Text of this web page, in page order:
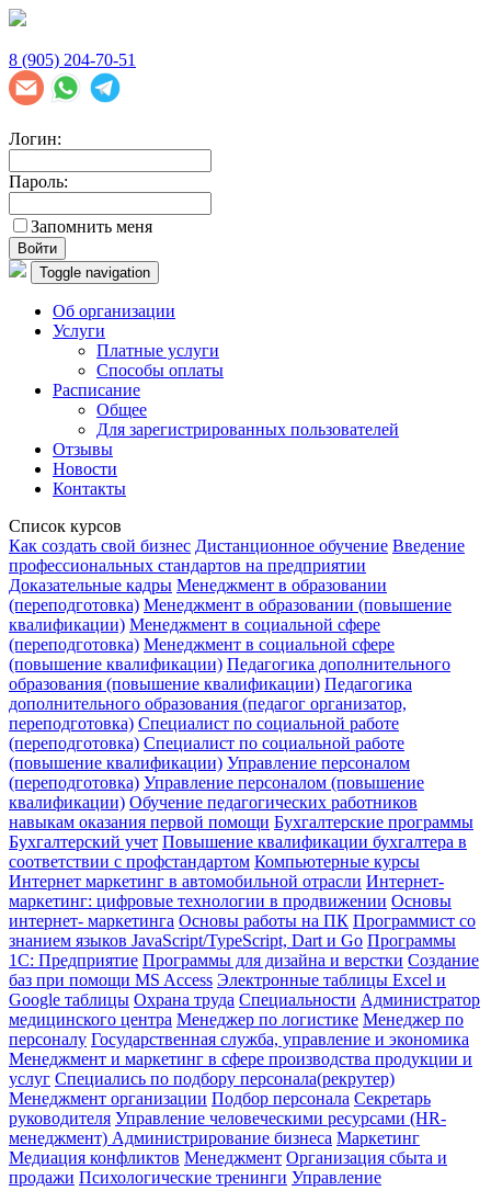
8 (905) 204-70-51
Логин:
Пароль:
Запомнить меня
Войти
Toggle navigation
Об организации
Услуги
Платные услуги
Способы оплаты
Расписание
Общее
Для зарегистрированных пользователей
Отзывы
Новости
Контакты
Список курсов
Как создать свой бизнес Дистанционное обучение Введение
профессиональных стандартов на предприятии
Доказательные кадры Менеджмент в образовании
(переподготовка) Менеджмент в образовании (повышение
квалификации) Менеджмент в социальной сфере
(переподготовка) Менеджмент в социальной сфере
(повышение квалификации) Педагогика дополнительного
образования (повышение квалификации) Педагогика
дополнительного образования (педагог организатор,
переподготовка) Специалист по социальной работе
(переподготовка) Специалист по социальной работе
(повышение квалификации) Управление персоналом
(переподготовка) Управление персоналом (повышение
квалификации) Обучение педагогических работников
навыкам оказания первой помощи Бухгалтерские программы
Бухгалтерский учет Повышение квалификации бухгалтера в
соответствии с профстандартом Компьютерные курсы
Интернет маркетинг в автомобильной отрасли Интернет-
маркетинг: цифровые технологии в продвижении Основы
интернет- маркетинга Основы работы на ПК Программист со
знанием языков JavaScript/TypeScript, Dart и Go Программы
1С: Предприятие Программы для дизайна и верстки Создание
баз при помощи MS Access Электронные таблицы Excel и
Google таблицы Охрана труда Специальности Администратор
медицинского центра Менеджер по логистике Менеджер по
персоналу Государственная служба, управление и экономика
Менеджмент и маркетинг в сфере производства продукции и
услуг Специались по подбору персонала(рекрутер)
Менеджмент организации Подбор персонала Секретарь
руководителя Управление человеческими ресурсами (HR-
менеджмент) Администрирование бизнеса Маркетинг
Медиация конфликтов Менеджмент Организация сбыта и
продажи Психологические тренинги Управление